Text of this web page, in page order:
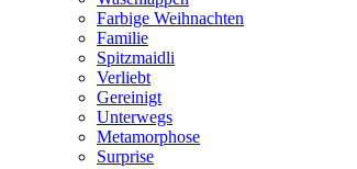
Farbige Weihnachten
Familie
Spitzmaidli
Verliebt
Gereinigt
Unterwegs
Metamorphose
Surprise